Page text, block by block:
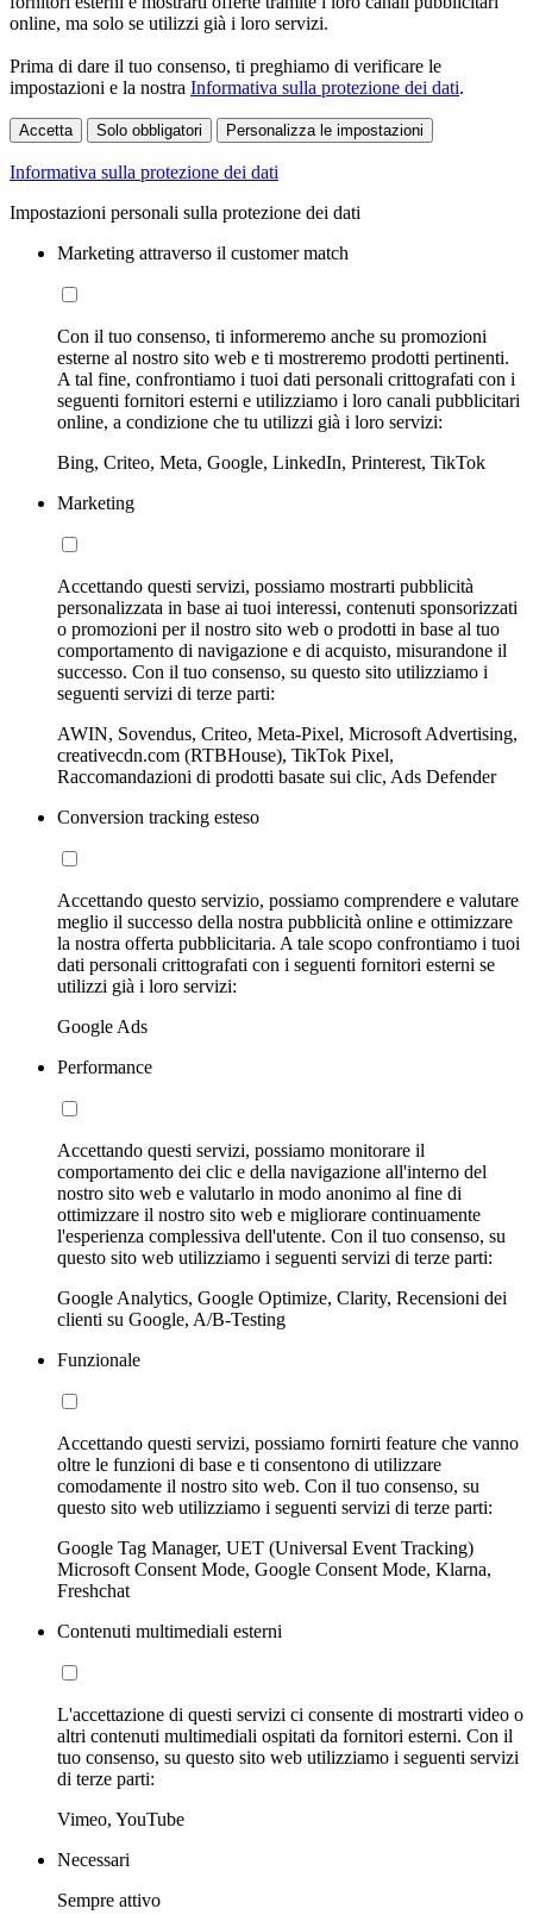
online, ma solo se utilizzi già i loro servizi.
Prima di dare il tuo consenso, ti preghiamo di verificare le
impostazioni e la nostra Informativa sulla protezione dei dati.
Accetta Solo obbligatori Personalizza le impostazioni
Informativa sulla protezione dei dati
Impostazioni personali sulla protezione dei dati
Marketing attraverso il customer match
Con il tuo consenso, ti informeremo anche su promozioni
esterne al nostro sito web e ti mostreremo prodotti pertinenti.
A tal fine, confrontiamo i tuoi dati personali crittografati con i
seguenti fornitori esterni e utilizziamo i loro canali pubblicitari
online, a condizione che tu utilizzi già i loro servizi:
Bing, Criteo, Meta, Google, LinkedIn, Printerest, TikTok
Marketing
Accettando questi servizi, possiamo mostrarti pubblicità
personalizzata in base ai tuoi interessi, contenuti sponsorizzati
o promozioni per il nostro sito web o prodotti in base al tuo
comportamento di navigazione e di acquisto, misurandone il
successo. Con il tuo consenso, su questo sito utilizziamo i
seguenti servizi di terze parti:
AWIN, Sovendus, Criteo, Meta-Pixel, Microsoft Advertising,
creativecdn.com (RTBHouse), TikTok Pixel,
Raccomandazioni di prodotti basate sui clic, Ads Defender
Conversion tracking esteso
Accettando questo servizio, possiamo comprendere e valutare
meglio il successo della nostra pubblicità online e ottimizzare
la nostra offerta pubblicitaria. A tale scopo confrontiamo i tuoi
dati personali crittografati con i seguenti fornitori esterni se
utilizzi già i loro servizi:
Google Ads
Performance
Accettando questi servizi, possiamo monitorare il
comportamento dei clic e della navigazione all'interno del
nostro sito web e valutarlo in modo anonimo al fine di
ottimizzare il nostro sito web e migliorare continuamente
l'esperienza complessiva dell'utente. Con il tuo consenso, su
questo sito web utilizziamo i seguenti servizi di terze parti:
Google Analytics, Google Optimize, Clarity, Recensioni dei
clienti su Google, A/B-Testing
Funzionale
Accettando questi servizi, possiamo fornirti feature che vanno
oltre le funzioni di base e ti consentono di utilizzare
comodamente il nostro sito web. Con il tuo consenso, su
questo sito web utilizziamo i seguenti servizi di terze parti:
Google Tag Manager, UET (Universal Event Tracking)
Microsoft Consent Mode, Google Consent Mode, Klarna,
Freshchat
Contenuti multimediali esterni
L'accettazione di questi servizi ci consente di mostrarti video o
altri contenuti multimediali ospitati da fornitori esterni. Con il
tuo consenso, su questo sito web utilizziamo i seguenti servizi
di terze parti:
Vimeo, YouTube
Necessari
Sempre attivo